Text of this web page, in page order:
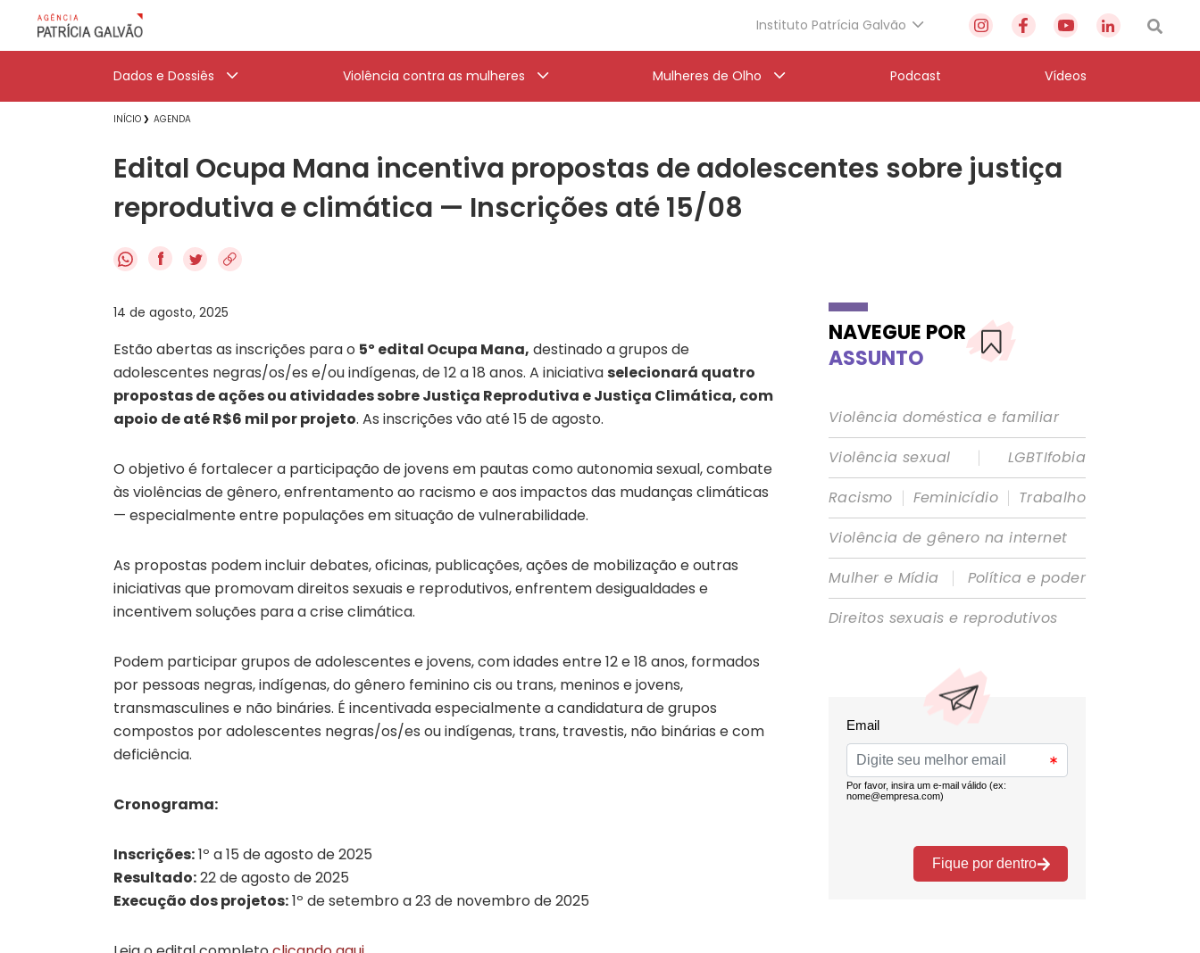
Instituto Patrícia Galvão
Dados e Dossiês Violência contra as mulheres Mulheres de Olho Podcast Vídeos
INÍCIO AGENDA
Edital Ocupa Mana incentiva propostas de adolescentes sobre justiça
reprodutiva e climática — Inscrições até 15/08
f
14 de agosto, 2025
Estão abertas as inscrições para o 5º edital Ocupa Mana, destinado a grupos de
adolescentes negras/os/es e/ou indígenas, de 12 a 18 anos. A iniciativaselecionará quatro
propostas de ações ou atividades sobre Justiça Reprodutiva e Justiça Climática, com
apoio de até R$6 mil por projeto. As inscrições vão até 15 de agosto.
O objetivo é fortalecer a participação de jovens em pautas como autonomia sexual, combate
às violências de gênero, enfrentamento ao racismo e aos impactos das mudanças climáticas
— especialmente entre populações em situação de vulnerabilidade.
As propostas podem incluir debates, oficinas, publicações, ações de mobilização e outras
iniciativas que promovam direitos sexuais e reprodutivos, enfrentem desigualdades e
incentivem soluções para a crise climática.
Podem participar grupos de adolescentes e jovens, com idades entre 12 e 18 anos, formados
por pessoas negras, indígenas, do gênero feminino cis ou trans, meninos e jovens,
transmasculines e não bináries. É incentivada especialmente a candidatura de grupos
compostos por adolescentes negras/os/es ou indígenas, trans, travestis, não binárias e com
deficiência.
Cronograma:
Inscrições:1º a 15 de agosto de 2025
Resultado:22 de agosto de 2025
Execução dos projetos:1º de setembro a 23 de novembro de 2025
NAVEGUE POR
ASSUNTO
Violência doméstica e familiar
Violência sexual
|
LGBTIfobia
Racismo | Feminicídio | Trabalho
Violência de gênero na internet
Mulher e Mídia
|
Política e poder
Direitos sexuais e reprodutivos